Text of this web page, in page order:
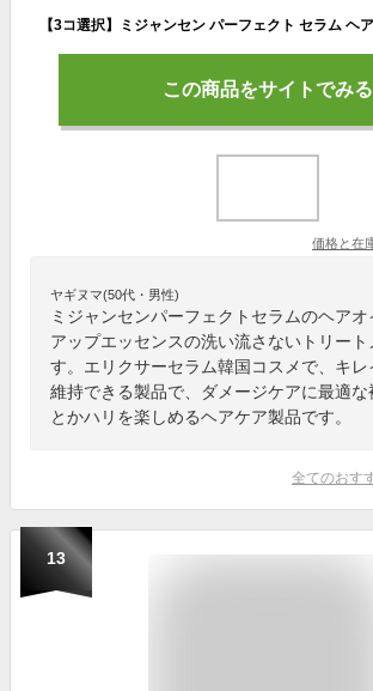
この商品をサイトでみる
価格と在
ヤギヌマ(50代・男性)
ミジャンセンパーフェクトセラムのヘアオ
アップエッセンスの洗い流さないトリート
す。エリクサーセラム韓国コスメで、キレ
維持できる製品で、ダメージケアに最適な
とかハリを楽しめるヘアケア製品です。
全てのおす
13